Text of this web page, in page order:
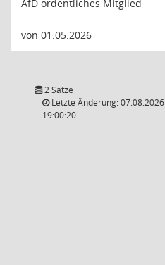
AfD ordentliches Mitglied
von 01.05.2026
2 Sätze
Letzte Änderung: 07.08.2026
19:00:20